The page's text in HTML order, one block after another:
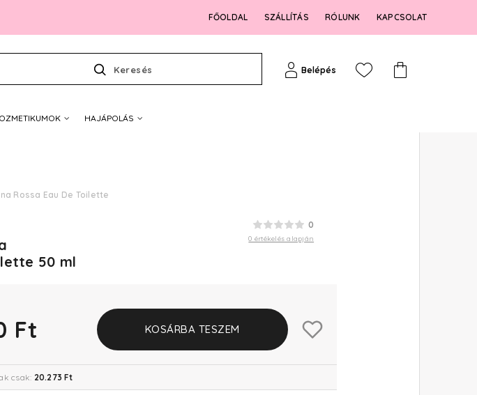
FŐOLDAL SZÁLLÍTÁS RÓLUNK KAPCSOLAT
Keresés Belépés
HAJÁPOLÁS
Rossa Eau De Toilette
0
0 értékelés alapján
50 ml
Ft KOSÁRBA TESZEM
csak: 20.273 Ft